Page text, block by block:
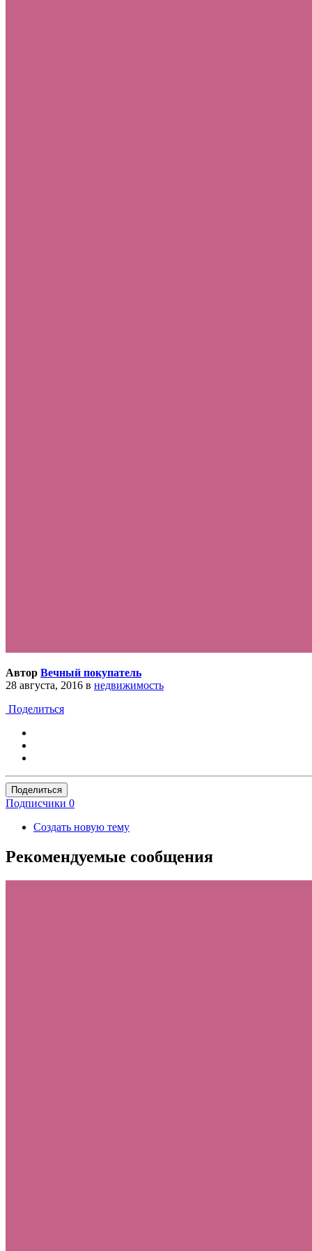
Автор Вечный покупатель
28 августа, 2016 в недвижимость
Поделиться
Поделиться
Подписчики 0
Создать новую тему
Рекомендуемые сообщения